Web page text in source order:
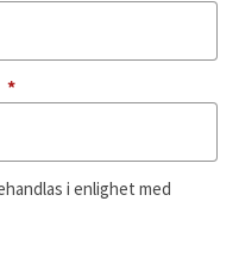
*(obligatorisk)
i enlighet med